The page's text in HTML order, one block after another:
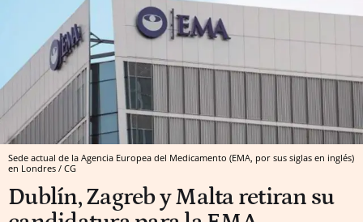
Sede actual de la Agencia Europea del Medicamento (EMA, por sus siglas en inglés)
en Londres / CG
Dublín, Zagreb y Malta retiran su